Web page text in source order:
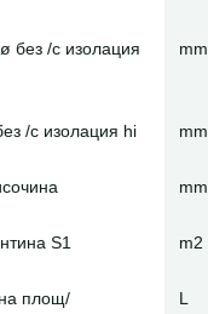
без /с изолация
mm
/с изолация hi mm
mm
S1 m2
площ/
L